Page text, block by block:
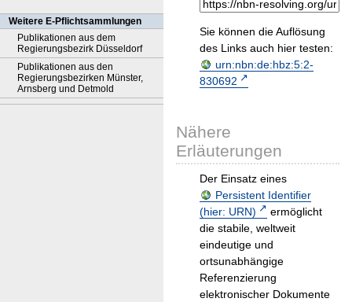
Weitere E-Pflichtsammlungen
Publikationen aus dem
Regierungsbezirk Düsseldorf
Publikationen aus den
Regierungsbezirken Münster,
Arnsberg und Detmold
Sie können die Auflösung
des Links auch hier testen:
urn:nbn:de:hbz:5:2-
830692
Nähere
Erläuterungen
Der Einsatz eines
Persistent Identifier
(hier: URN)
ermöglicht
die stabile, weltweit
eindeutige und
ortsunabhängige
Referenzierung
elektronischer Dokumente